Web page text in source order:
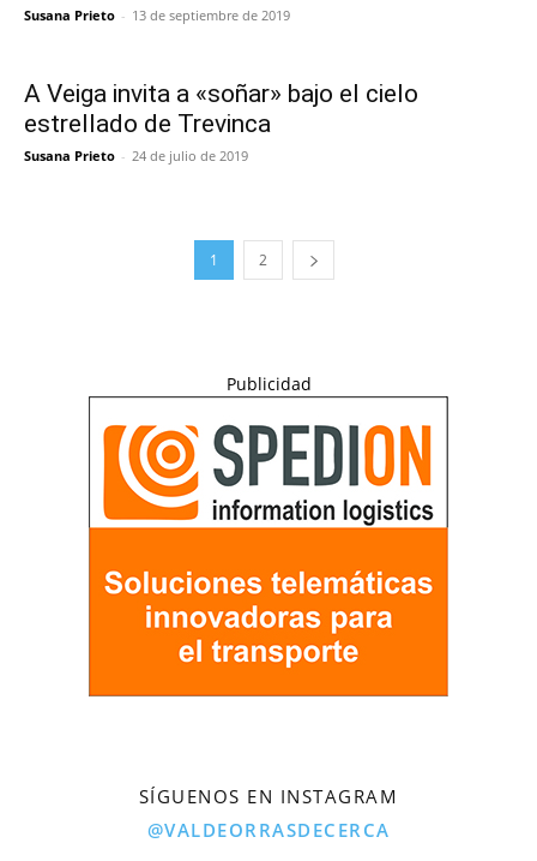
Susana Prieto - 13 de septiembre de 2019
A Veiga invita a «soñar» bajo el cielo
estrellado de Trevinca
Susana Prieto - 24 de julio de 2019
1 2
Publicidad
SÍGUENOS EN INSTAGRAM
@VALDEORRASDECERCA